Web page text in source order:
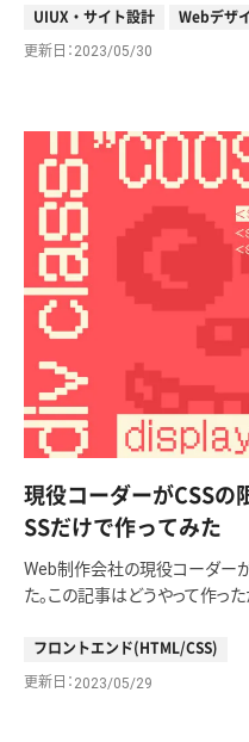
UIUX・サイト設計 Webデザ
更新日 2023/05/30
現役コーダーがCSSの
SSだけで作ってみた
Web制作会社の現役コーダー
た。この記事はどうやって作っ
フロントエンド(HTML/CSS)
更新日 2023/05/29